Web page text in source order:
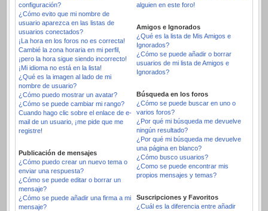
configuración?
¿Cómo evito que mi nombre de
usuario aparezca en las listas de
usuarios conectados?
¡La hora en los foros no es correcta!
Cambié la zona horaria en mi perfil,
¡pero la hora sigue siendo incorrecto!
¡Mi idioma no está en la lista!
¿Qué es la imagen al lado de mi
nombre de usuario?
¿Cómo puedo mostrar un avatar?
¿Cómo se puede cambiar mi rango?
Cuando hago clic sobre el enlace de e-
mail de un usuario, ¡me pide que me
registre!
Publicación de mensajes
¿Cómo puedo crear un nuevo tema o
enviar una respuesta?
¿Cómo se puede editar o borrar un
mensaje?
¿Cómo se puede añadir una firma a mi
mensaje?
alguien en este foro!
Amigos e Ignorados
¿Qué es la lista de Mis Amigos e
Ignorados?
¿Cómo se puede añadir o borrar
usuarios de mi lista de Amigos e
Ignorados?
Búsqueda en los foros
¿Cómo se puede buscar en uno o
varios foros?
¿Por qué mi búsqueda me devuelve
ningún resultado?
¿Por qué mi búsqueda me devuelve
una página en blanco?
¿Cómo busco usuarios?
¿Como se puede encontrar mis
propios mensajes y temas?
Suscripciones y Favoritos
¿Cuál es la diferencia entre añadir